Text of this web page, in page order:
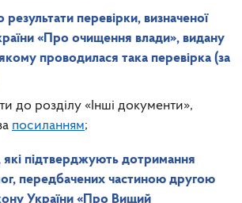
результати перевірки, визначеної
«Про очищення влади», видану
проводилася така перевірка (за
до розділу «Інші документи»,
посиланням;
підтверджують дотримання
передбачених частиною другою
України «Про Вищий